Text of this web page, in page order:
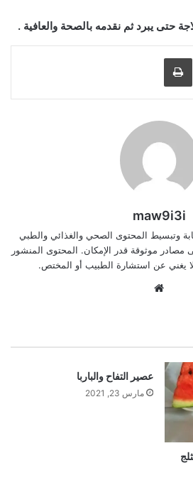
حتى يبرد ثم نقدمه بالصحة والعافية .
عبر البريد طباعة
maw9i3i
وتبسيط المحتوى الصحي والغذائي والطبي
مصادر موثوقة قدر الإمكان. المحتوى المنشور
يغني عن استشارة الطبيب أو المختص.
عصير التفاح والباربا
مارس 23, 2021